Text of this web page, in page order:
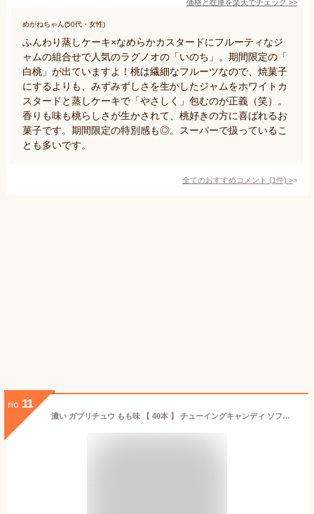
価格と在庫を楽天でチェック >>
めがねちゃん(50代・女性)
ふんわり蒸しケーキ×なめらかカスタードにフルーティなジ
ャムの組合せで人気のラグノオの「いのち」。期間限定の「
白桃」が出ていますよ！桃は繊細なフルーツなので、焼菓子
にするよりも、みずみずしさを生かしたジャムをホワイトカ
スタードと蒸しケーキで「やさしく」包むのが正義（笑）。
香りも味も桃らしさが生かされて、桃好きの方に喜ばれるお
菓子です。期間限定の特別感も◎。スーパーで扱っているこ
とも多いです。
全てのおすすめコメント (1件) >
no. 11
濃い ガブリチュウ もも味 【 40本 】 チューイングキャンディ ソフトキャンディー 駄菓子 大容量 詰合せ ピーチ 桃 お菓子 おやつ 個包装